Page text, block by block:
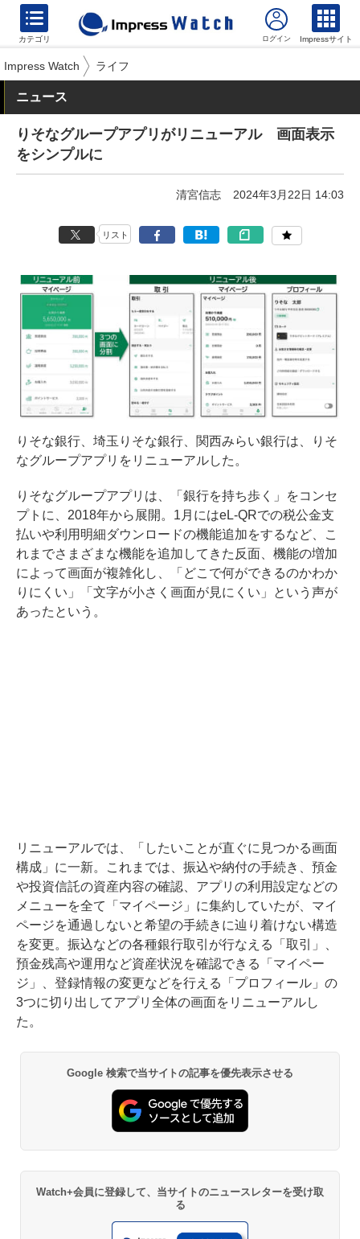
カテゴリ Impressサイト
Impress Watch ライフ
ニュース
りそなグループアプリがリニューアル 画面表示
をシンプルに
清宮信志 2024年3月22日 14:03
リスト
りそな銀行、埼玉りそな銀行、関西みらい銀行は、りそ
なグループアプリをリニューアルした。
りそなグループアプリは、「銀行を持ち歩く」をコンセ
プトに、2018年から展開。1月にはeL-QRでの税公金支
払いや利用明細ダウンロードの機能追加をするなど、こ
れまでさまざまな機能を追加してきた反面、機能の増加
によって画面が複雑化し、「どこで何ができるのかわか
りにくい」「文字が小さく画面が見にくい」という声が
あったという。
リニューアルでは、「したいことが直ぐに見つかる画面
構成」に一新。これまでは、振込や納付の手続き、預金
や投資信託の資産内容の確認、アプリの利用設定などの
メニューを全て「マイページ」に集約していたが、マイ
ページを通過しないと希望の手続きに辿り着けない構造
を変更。振込などの各種銀行取引が行なえる「取引」、
預金残高や運用など資産状況を確認できる「マイペー
ジ」、登録情報の変更などを行える「プロフィール」の
3つに切り出してアプリ全体の画面をリニューアルし
た。
Google 検索で当サイトの記事を優先表示させる
Watch+会員に登録して、当サイトのニュースレターを受け取
る